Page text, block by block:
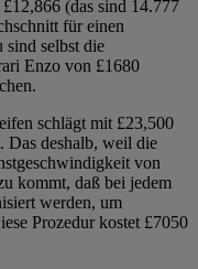
(das sind 14.777
für einen
sind selbst die
Enzo von £1680
schlägt mit £23,500
Das deshalb, weil die
von
kommt, daß bei jedem
werden, um
Prozedur kostet £7050